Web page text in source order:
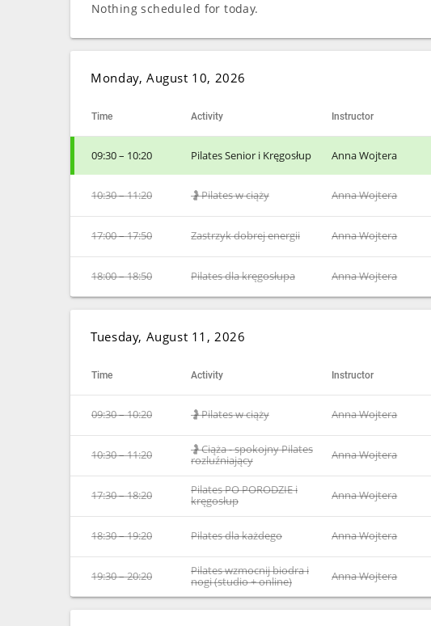
Nothing scheduled for today.
Monday, August 10, 2026
Time Activity Instructor
09:30 – 10:20 Pilates Senior i Kręgosłup Anna Wojtera
10:30 – 11:20 🤰Pilates w ciąży Anna Wojtera
17:00 – 17:50 Zastrzyk dobrej energii Anna Wojtera
18:00 – 18:50 Pilates dla kręgosłupa Anna Wojtera
Tuesday, August 11, 2026
Time Activity Instructor
09:30 – 10:20 🤰Pilates w ciąży Anna Wojtera
10:30 – 11:20
🤰Ciąża - spokojny Pilates
rozluźniający
Anna Wojtera
17:30 – 18:20
Pilates PO PORODZIE i
kręgosłup
Anna Wojtera
18:30 – 19:20 Pilates dla każdego Anna Wojtera
19:30 – 20:20
Pilates wzmocnij biodra i
nogi (studio + online)
Anna Wojtera